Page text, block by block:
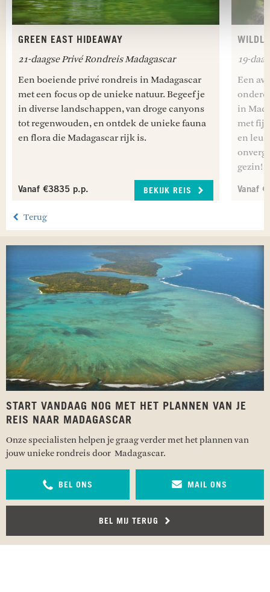
GREEN EAST HIDEAWAY
21-daagse Privé Rondreis Madagascar
Een boeiende privé rondreis in Madagascar
met een focus op de unieke natuur. Begeef je
in diverse landschappen, van droge canyons
tot regenwouden, en ontdek de unieke fauna
en flora die Madagascar rijk is.
Vanaf €3835 p.p. BEKIJK REIS
19-
Een
in
met
en
gezin!
Vanaf
Terug
START VANDAAG NOG MET HET PLANNEN VAN JE
REIS NAAR MADAGASCAR
Onze specialisten helpen je graag verder met het plannen van
jouw unieke rondreis door Madagascar.
BEL ONS MAIL ONS
BEL MIJ TERUG